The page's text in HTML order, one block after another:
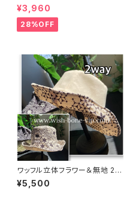
可8/20まで】ワッフル立体フラワ
ー＆無地 2way リバーシブルハ
ット・ワイヤー入り変形ハット・フ
ラワー帽子【ブラック】
¥3,960
28%OFF
ワッフル立体フラワー＆無地 2w
ay リバーシブルハット・ワイヤー
入り変形ハット・フラワー帽子
¥5,500